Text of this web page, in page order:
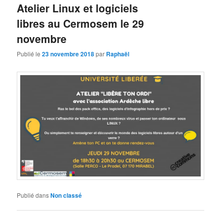
principal
secondaire
Atelier Linux et logiciels
libres au Cermosem le 29
novembre
Publié le23 novembre 2018par Raphaël
Publié dansNon classé